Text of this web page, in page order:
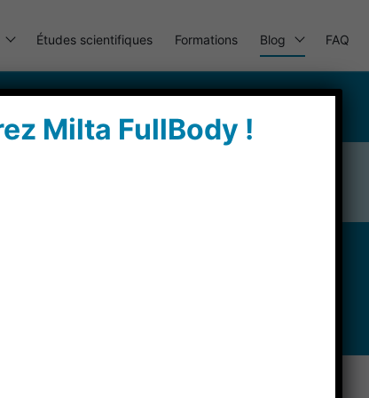
de la
Études scientifiques Formations Blog FAQ
Milta FullBody !